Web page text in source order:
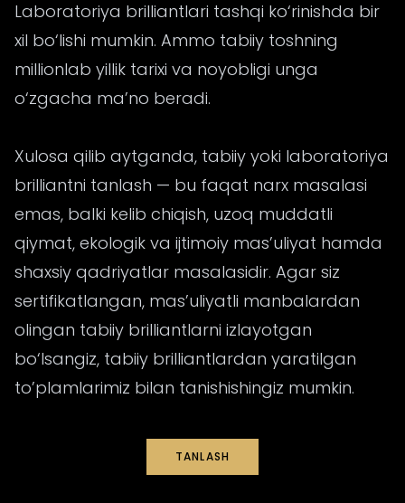
Laboratoriya brilliantlari tashqi ko‘rinishda bir
xil bo‘lishi mumkin. Ammo tabiiy toshning
millionlab yillik tarixi va noyobligi unga
o‘zgacha ma’no beradi.
Xulosa qilib aytganda, tabiiy yoki laboratoriya
brilliantni tanlash — bu faqat narx masalasi
emas, balki kelib chiqish, uzoq muddatli
qiymat, ekologik va ijtimoiy mas’uliyat hamda
shaxsiy qadriyatlar masalasidir. Agar siz
sertifikatlangan, mas’uliyatli manbalardan
olingan tabiiy brilliantlarni izlayotgan
bo‘lsangiz, tabiiy brilliantlardan yaratilgan
to’plamlarimiz bilan tanishishingiz mumkin.
TANLASH